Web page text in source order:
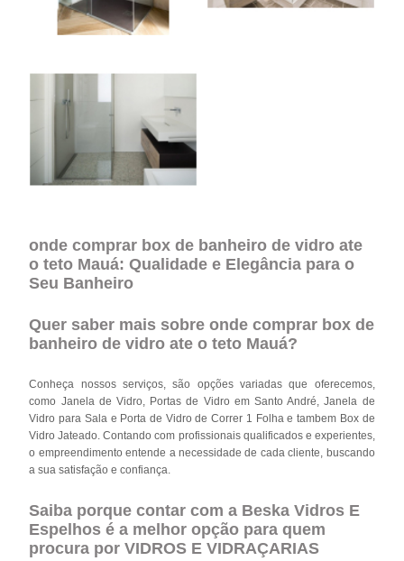
onde comprar box de banheiro de vidro ate
o teto Mauá: Qualidade e Elegância para o
Seu Banheiro
Quer saber mais sobre onde comprar box de
banheiro de vidro ate o teto Mauá?
Conheça nossos serviços, são opções variadas que oferecemos,
como Janela de Vidro, Portas de Vidro em Santo André, Janela de
Vidro para Sala e Porta de Vidro de Correr 1 Folha e tambem Box de
Vidro Jateado. Contando com profissionais qualificados e experientes,
o empreendimento entende a necessidade de cada cliente, buscando
a sua satisfação e confiança.
Saiba porque contar com a Beska Vidros E
Espelhos é a melhor opção para quem
procura por VIDROS E VIDRAÇARIAS